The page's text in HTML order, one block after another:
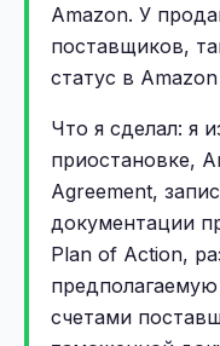
Amazon. У
поставщиков,
статус в
Что я сделал: я
приостановке,
Agreement,
документации
Plan of Action,
счетами